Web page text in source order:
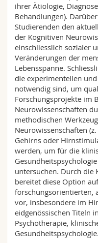
ihrer Ätiologie,
Behandlungen).
Studierenden den
der Kognitiven
einschliesslich sozialer
Veränderungen der
Lebensspanne.
die experimentellen
notwendig sind, um
Forschungsprojekte im
Neurowissenschaften
methodischen
Neurowissenschaften
Gehirns oder
werden, um für die
untersuchen. Durch die
bereitet diese Option
forschungsorientierten,
vor, insbesondere im
eidgenössischen Titeln
Psychotherapie,
Gesundheitspsychologie.